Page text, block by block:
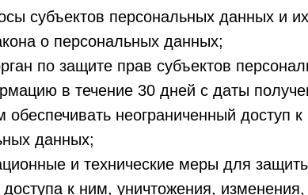
субъектов персональных данных и
о персональных данных;
по защите прав субъектов
в течение 30 дней с даты
неограниченный доступ
данных;
и технические меры для
к ним, уничтожения,